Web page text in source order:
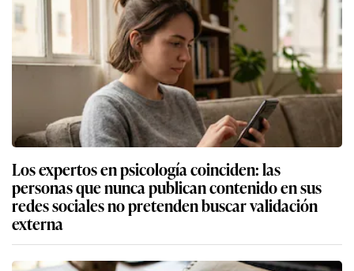
Los expertos en psicología coinciden: las
personas que nunca publican contenido en sus
redes sociales no pretenden buscar validación
externa